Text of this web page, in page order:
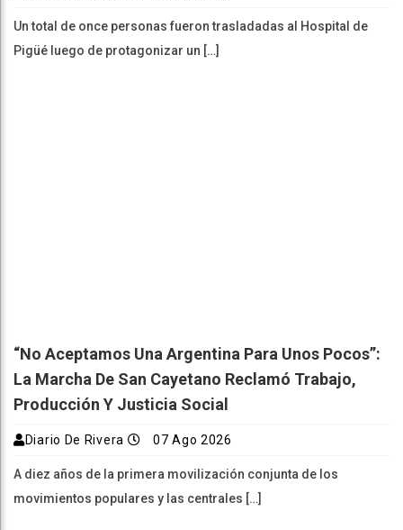
Un total de once personas fueron trasladadas al Hospital de
Pigüé luego de protagonizar un […]
“No Aceptamos Una Argentina Para Unos Pocos”:
La Marcha De San Cayetano Reclamó Trabajo,
Producción Y Justicia Social
Diario De Rivera 07 Ago 2026
A diez años de la primera movilización conjunta de los
movimientos populares y las centrales […]